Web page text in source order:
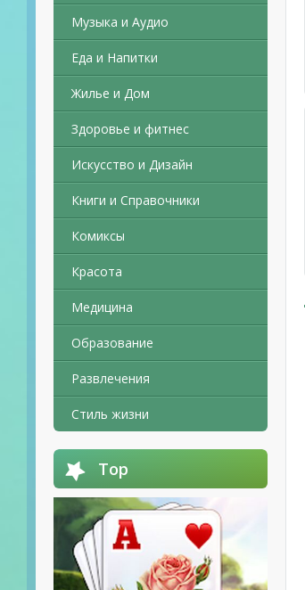
Музыка и Аудио
Еда и Напитки
Жилье и Дом
Здоровье и фитнес
Искусство и Дизайн
Книги и Справочники
Комиксы
Красота
Медицина
Образование
Развлечения
Стиль жизни
Top